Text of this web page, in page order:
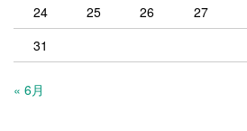
24
25 26 27
31
« 6月